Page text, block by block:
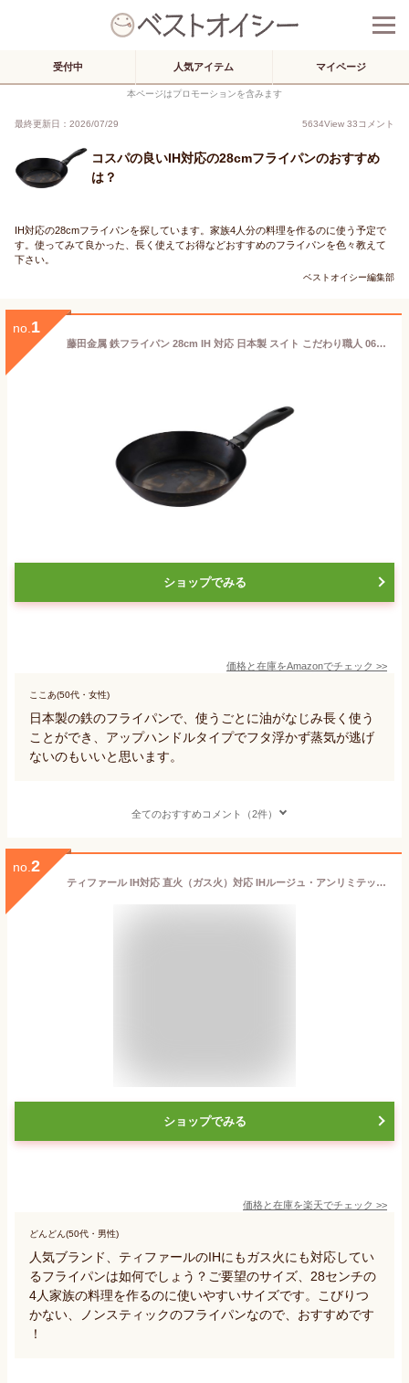
受付中 人気アイテム マイページ
本ページはプロモーションを含みます
最終更新日：2026/07/29 5634View 33コメント
コスパの良いIH対応の28cmフライパンのおすすめ
は？
IH対応の28cmフライパンを探しています。家族4人分の料理を作るのに使う予定で
す。使ってみて良かった、長く使えてお得などおすすめのフライパンを色々教えて
下さい。
ベストオイシー編集部
no. 1
藤田金属 鉄フライパン 28cm IH 対応 日本製 スイト こだわり職人 066004
ショップでみる
価格と在庫をAmazonでチェック >>
ここあ(50代・女性)
日本製の鉄のフライパンで、使うごとに油がなじみ長く使う
ことができ、アップハンドルタイプでフタ浮かず蒸気が逃げ
ないのもいいと思います。
全てのおすすめコメント（2件）
no. 2
ティファール IH対応 直火（ガス火）対応 IHルージュ・アンリミテッド フライパン 28cm G26206 T-fal
ショップでみる
価格と在庫を楽天でチェック >>
どんどん(50代・男性)
人気ブランド、ティファールのIHにもガス火にも対応してい
るフライパンは如何でしょう？ご要望のサイズ、28センチの
4人家族の料理を作るのに使いやすいサイズです。こびりつ
かない、ノンスティックのフライパンなので、おすすめです
！